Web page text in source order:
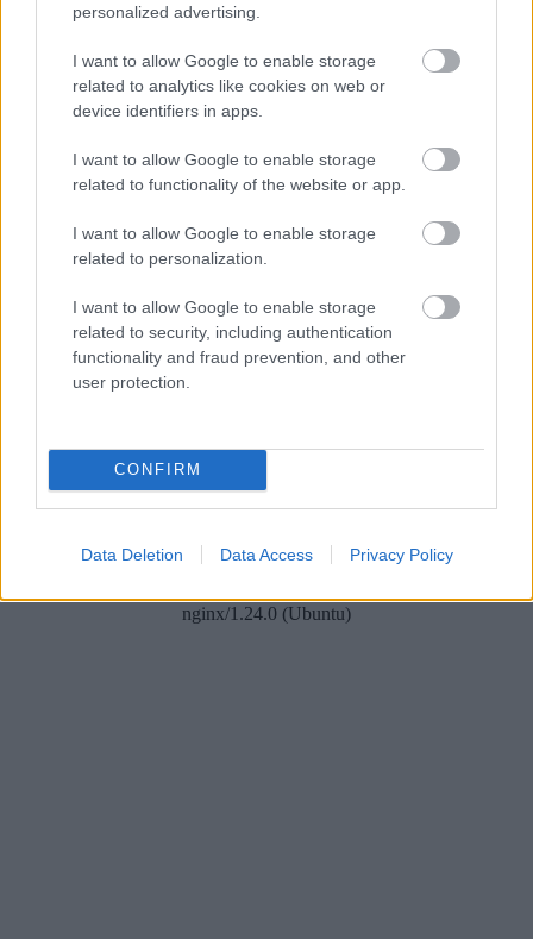
personalized advertising.
I want to allow Google to enable storage
related to analytics like cookies on web or
device identifiers in apps.
I want to allow Google to enable storage
related to functionality of the website or app.
I want to allow Google to enable storage
related to personalization.
I want to allow Google to enable storage
related to security, including authentication
functionality and fraud prevention, and other
user protection.
CONFIRM
Data Deletion Data Access Privacy Policy
Cilvēkus aizrāvis ātrs IQ
tests: tas liks izkustināt
smadzenes, lai pārbaudītu
tavu erudīciju
VIDEO. Spānijas lidostā
Raimonda Paula
mūzika! Pie klavierēm –
Māris Grigalis
sievām kļūst katrā